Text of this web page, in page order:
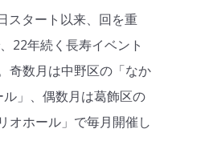
スタート以来、回を重
22年続く長寿イベント
奇数月は中野区の「なか
ル」、偶数月は葛飾区の
オホール」で毎月開催し